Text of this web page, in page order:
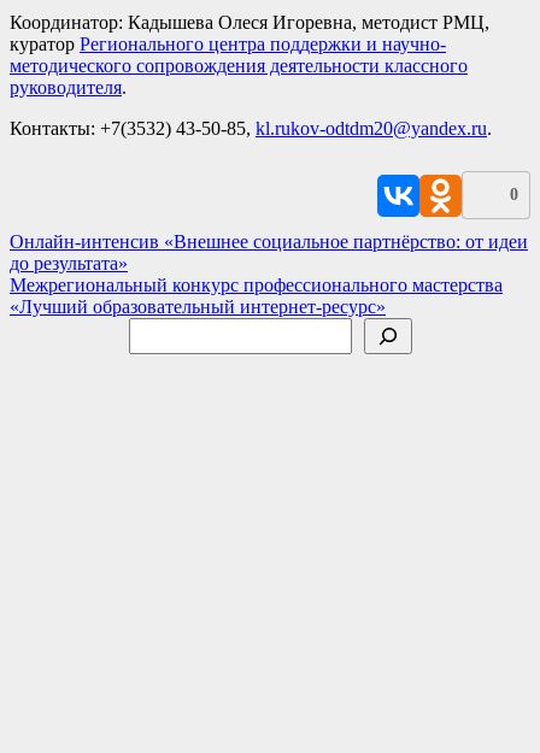
Координатор: Кадышева Олеся Игоревна, методист РМЦ,
куратор Регионального центра поддержки и научно-
методического сопровождения деятельности классного
руководителя.
Контакты: +7(3532) 43-50-85, kl.rukov-odtdm20@yandex.ru.
0
Навигация
по
записям
Онлайн-интенсив «Внешнее социальное партнёрство: от идеи
до результата»
Межрегиональный конкурс профессионального мастерства
«Лучший образовательный интернет-ресурс»